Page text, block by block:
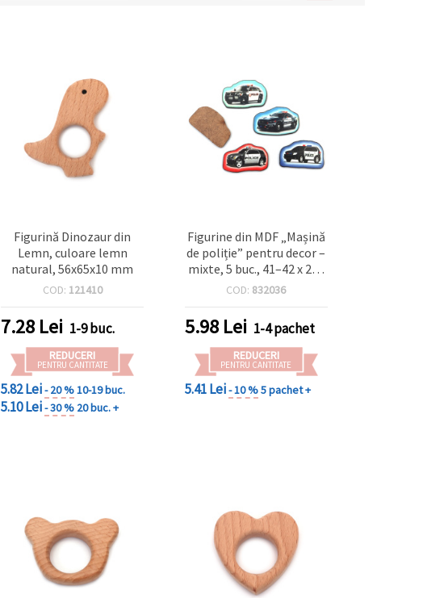
Figurină Dinozaur din
Lemn, culoare lemn
natural, 56x65x10 mm
COD: 121410
7.28 Lei 1-9 buc.
REDUCERI
PENTRU CANTITATE
5.82 Lei- 20 %10-19 buc.
5.10 Lei- 30 % 20 buc. +
Figurine din MDF „Mașină
de poliție” pentru decor –
mixte, 5 buc., 41–42 x 24–
27 mm, pentru colorat,
proiecte pentru copii
COD: 832036
5.98Lei 1-4 pachet
REDUCERI
PENTRU CANTITATE
5.41 Lei- 10 %5 pachet +